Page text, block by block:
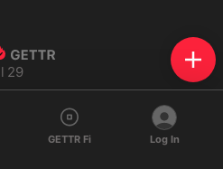
29
要做了以下更新, 希望战友们都可
GETTR Fi Log In